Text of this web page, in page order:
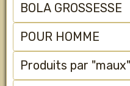
BOLA GROSSESSE
POUR HOMME
Produits par "maux"